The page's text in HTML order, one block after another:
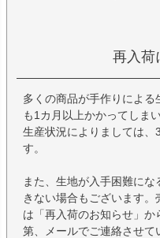
再入荷
多くの商品が手作りによ
も1カ月以上かかってしまい
生産状況によりましては、
す。
また、生地が入手困難に
きない場合もございます
は「再入荷のお知らせ」
第、メールでご連絡させて